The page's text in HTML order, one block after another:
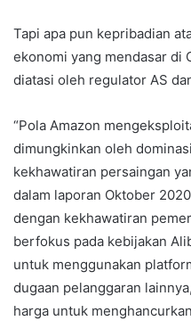
Tapi apa pun kepribadian
ekonomi yang mendasar di
diatasi oleh regulator AS
“Pola Amazon
dimungkinkan oleh
kekhawatiran persaingan
dalam laporan Oktober
dengan kekhawatiran
berfokus pada kebijakan
untuk menggunakan
dugaan pelanggaran
harga untuk